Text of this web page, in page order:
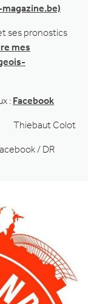
ses pronostics
mes
: Facebook
Thiebaut Colot
/ DR